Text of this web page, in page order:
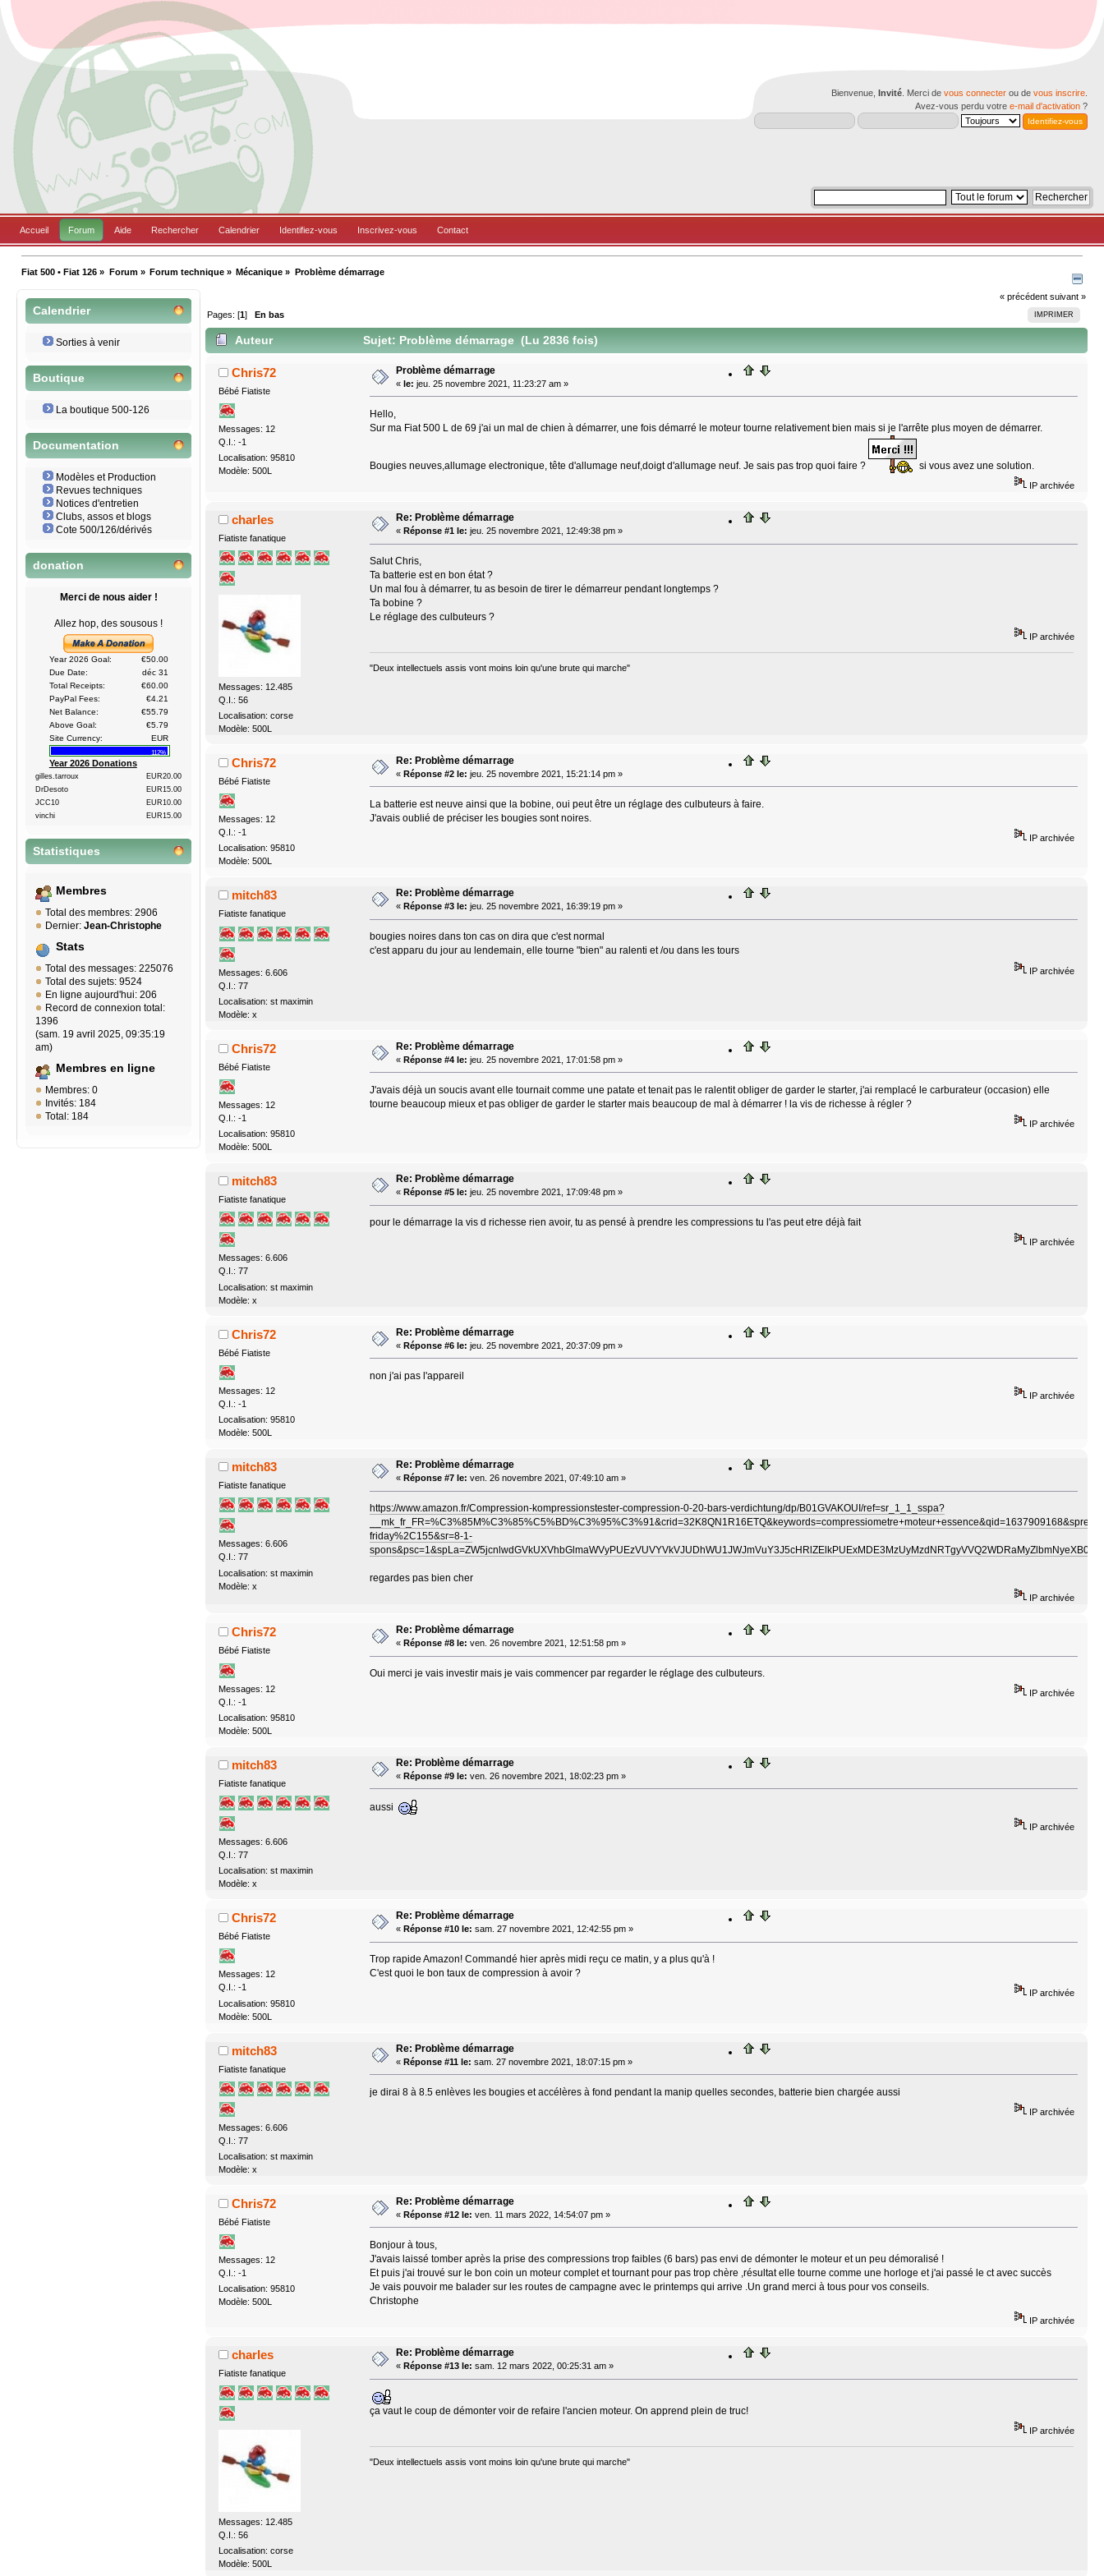
Bienvenue, Invité . Merci de vous connecter ou de vous inscrire
Avez-vous perdu votre e-mail d'activation ?
Accueil Forum Aide Rechercher Calendrier Identifiez-vous Inscrivez-vous Contact
Fiat 500 • Fiat 126 » Forum» Forum technique» Mécanique » Problème démarrage
Calendrier
Sorties à venir
Boutique
La boutique 500-126
Documentation
Modèles et Production
Revues techniques
Notices d'entretien
Clubs, assos et blogs
Cote 500/126/dérivés
donation
Merci de nous aider !
Allez hop, des sousous !
Year 2026 Goal:
€50.00
Due Date:
déc 31
Total Receipts:
€60.00
PayPal Fees:
€4.21
Net Balance:
€55.79
Above Goal:
€5.79
Site Currency:
EUR
112%
Year 2026 Donations
gilles.tarroux
EUR20.00
DrDesoto
EUR15.00
JCC10
EUR10.00
vinchi
EUR15.00
Statistiques
Membres
Total des membres: 2906
Dernier: Jean-Christophe
Stats
Total des messages: 225076
Total des sujets: 9524
En ligne aujourd'hui: 206
Record de connexion total:
1396
(sam. 19 avril 2025, 09:35:19
am)
Membres en ligne
Membres: 0
Invités: 184
Total: 184
« précédent suivant »
IMPRIMER
Pages: [1] En bas
Auteur Sujet: Problème démarrage (Lu 2836 fois)
Chris72
Bébé Fiatiste
Messages: 12
Q.I.: -1
Localisation: 95810
Modèle: 500L
Problème démarrage
« le: jeu. 25 novembre 2021, 11:23:27 am »
Hello,
Sur ma Fiat 500 L de 69 j'ai un mal de chien à démarrer, une fois démarré le moteur tourne relativement bien mais si je l'arrête plus moyen de démarrer.
Bougies neuves,allumage electronique, tête d'allumage neuf,doigt d'allumage neuf. Je sais pas trop quoi faire ? si vous avez une solution.
IP archivée
charles
Fiatiste fanatique
Messages: 12.485
Q.I.: 56
Localisation: corse
Modèle: 500L
Re: Problème démarrage
« Réponse #1 le: jeu. 25 novembre 2021, 12:49:38 pm »
Salut Chris,
Ta batterie est en bon état ?
Un mal fou à démarrer, tu as besoin de tirer le démarreur pendant longtemps ?
Ta bobine ?
Le réglage des culbuteurs ?
IP archivée
"Deux intellectuels assis vont moins loin qu'une brute qui marche"
Chris72
Bébé Fiatiste
Messages: 12
Q.I.: -1
Localisation: 95810
Modèle: 500L
Re: Problème démarrage
« Réponse #2 le: jeu. 25 novembre 2021, 15:21:14 pm »
La batterie est neuve ainsi que la bobine, oui peut être un réglage des culbuteurs à faire.
J'avais oublié de préciser les bougies sont noires.
IP archivée
mitch83
Fiatiste fanatique
Messages: 6.606
Q.I.: 77
Localisation: st maximin
Modèle: x
Re: Problème démarrage
« Réponse #3 le: jeu. 25 novembre 2021, 16:39:19 pm »
bougies noires dans ton cas on dira que c'est normal
c'est apparu du jour au lendemain, elle tourne "bien" au ralenti et /ou dans les tours
IP archivée
Chris72
Bébé Fiatiste
Messages: 12
Q.I.: -1
Localisation: 95810
Modèle: 500L
Re: Problème démarrage
« Réponse #4 le: jeu. 25 novembre 2021, 17:01:58 pm »
J'avais déjà un soucis avant elle tournait comme une patate et tenait pas le ralentit obliger de garder le starter, j'ai remplacé le carburateur (occasion) elle
tourne beaucoup mieux et pas obliger de garder le starter mais beaucoup de mal à démarrer ! la vis de richesse à régler ?
IP archivée
mitch83
Fiatiste fanatique
Messages: 6.606
Q.I.: 77
Localisation: st maximin
Modèle: x
Re: Problème démarrage
« Réponse #5 le: jeu. 25 novembre 2021, 17:09:48 pm »
pour le démarrage la vis d richesse rien avoir, tu as pensé à prendre les compressions tu l'as peut etre déjà fait
IP archivée
Chris72
Bébé Fiatiste
Messages: 12
Q.I.: -1
Localisation: 95810
Modèle: 500L
Re: Problème démarrage
« Réponse #6 le: jeu. 25 novembre 2021, 20:37:09 pm »
non j'ai pas l'appareil
IP archivée
mitch83
Fiatiste fanatique
Messages: 6.606
Q.I.: 77
Localisation: st maximin
Modèle: x
Re: Problème démarrage
« Réponse #7 le: ven. 26 novembre 2021, 07:49:10 am »
https://www.amazon.fr/Compression-kompressionstester-compression-0-20-bars-verdichtung/dp/B01GVAKOUI/ref=sr_1_1_sspa?
friday%2C155&sr=8-1-
regardes pas bien cher
IP archivée
Chris72
Bébé Fiatiste
Messages: 12
Q.I.: -1
Localisation: 95810
Modèle: 500L
Re: Problème démarrage
« Réponse #8 le: ven. 26 novembre 2021, 12:51:58 pm »
Oui merci je vais investir mais je vais commencer par regarder le réglage des culbuteurs.
IP archivée
mitch83
Fiatiste fanatique
Messages: 6.606
Q.I.: 77
Localisation: st maximin
Modèle: x
Re: Problème démarrage
« Réponse #9 le: ven. 26 novembre 2021, 18:02:23 pm »
aussi
IP archivée
Chris72
Bébé Fiatiste
Messages: 12
Q.I.: -1
Localisation: 95810
Modèle: 500L
Re: Problème démarrage
« Réponse #10 le: sam. 27 novembre 2021, 12:42:55 pm »
Trop rapide Amazon! Commandé hier après midi reçu ce matin, y a plus qu'à !
C'est quoi le bon taux de compression à avoir ?
IP archivée
mitch83
Fiatiste fanatique
Messages: 6.606
Q.I.: 77
Localisation: st maximin
Modèle: x
Re: Problème démarrage
« Réponse #11 le: sam. 27 novembre 2021, 18:07:15 pm »
je dirai 8 à 8.5 enlèves les bougies et accélères à fond pendant la manip quelles secondes, batterie bien chargée aussi
IP archivée
Chris72
Bébé Fiatiste
Messages: 12
Q.I.: -1
Localisation: 95810
Modèle: 500L
Re: Problème démarrage
« Réponse #12 le: ven. 11 mars 2022, 14:54:07 pm »
Bonjour à tous,
J'avais laissé tomber après la prise des compressions trop faibles (6 bars) pas envi de démonter le moteur et un peu démoralisé !
Et puis j'ai trouvé sur le bon coin un moteur complet et tournant pour pas trop chère ,résultat elle tourne comme une horloge et j'ai passé le ct avec succès
Je vais pouvoir me balader sur les routes de campagne avec le printemps qui arrive .Un grand merci à tous pour vos conseils.
Christophe
IP archivée
charles
Fiatiste fanatique
Messages: 12.485
Q.I.: 56
Localisation: corse
Modèle: 500L
Re: Problème démarrage
« Réponse #13 le: sam. 12 mars 2022, 00:25:31 am »
ça vaut le coup de démonter voir de refaire l'ancien moteur. On apprend plein de truc!
IP archivée
"Deux intellectuels assis vont moins loin qu'une brute qui marche"